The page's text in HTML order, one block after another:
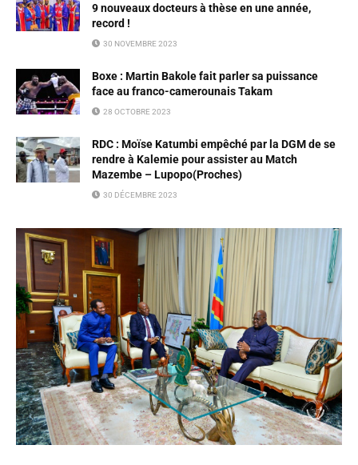
9 nouveaux docteurs à thèse en une année,
record !
30 NOVEMBRE 2023
Boxe : Martin Bakole fait parler sa puissance
face au franco-camerounais Takam
28 OCTOBRE 2023
RDC : Moïse Katumbi empêché par la DGM de se
rendre à Kalemie pour assister au Match
Mazembe – Lupopo(Proches)
30 DÉCEMBRE 2023